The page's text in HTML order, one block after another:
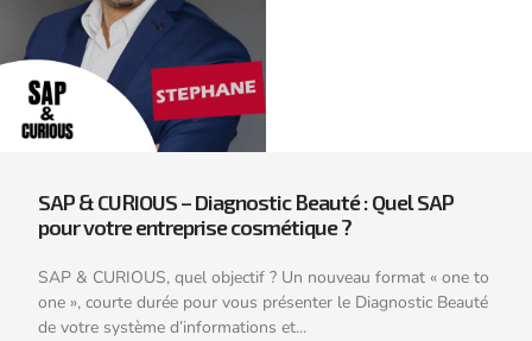
SAP & CURIOUS – Diagnostic Beauté : Quel SAP
pour votre entreprise cosmétique ?
SAP & CURIOUS, quel objectif ? Un nouveau format « one to
one », courte durée pour vous présenter le Diagnostic Beauté
de votre système d’informations et...